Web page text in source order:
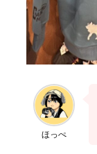
ほっぺ